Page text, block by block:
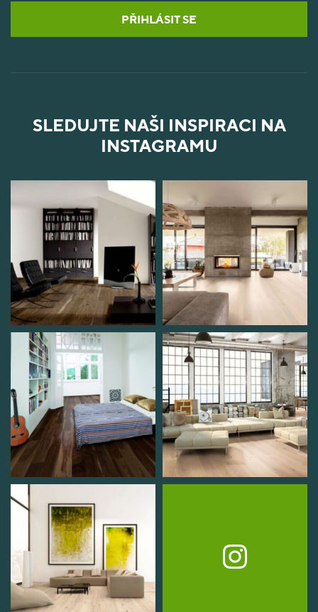
PŘIHLÁSIT SE
SLEDUJTE NAŠI INSPIRACI NA
INSTAGRAMU